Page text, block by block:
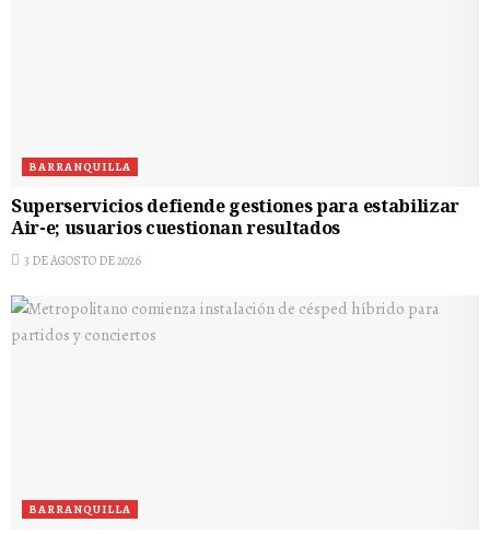
BARRANQUILLA
Superservicios defiende gestiones para estabilizar
Air-e; usuarios cuestionan resultados
3 DE AGOSTO DE 2026
BARRANQUILLA